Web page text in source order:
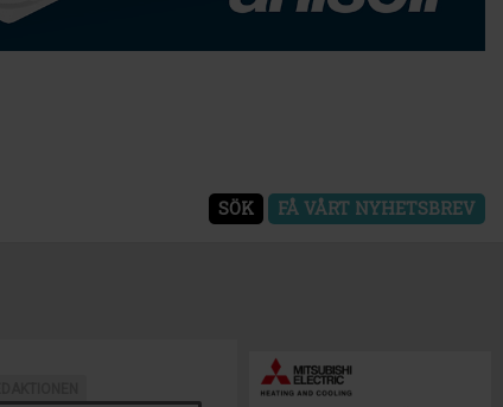
SÖK FÅ VÅRT NYHETSBREV